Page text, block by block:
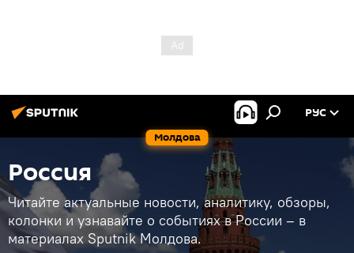
Молдова
РУС
Россия
Читайте актуальные новости, аналитику, обзоры,
колонки и узнавайте о событиях в России – в
материалах Sputnik Молдова.